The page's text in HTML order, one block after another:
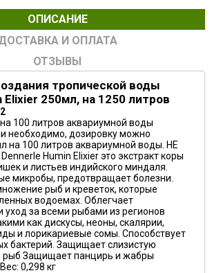
ОПИСАНИЕ
И ОПЛАТА
ОТЗЫВЫ
тропической воды
Elixier 250мл, на 1250 литров
100 литров аквариумной воды
необходимо, дозировку можно
на 100 литров аквариумной воды. НЕ
Humin Elixier это экстракт коры
и листьев индийского миндаля.
микробы, предотвращает болезни.
рыб и креветок, которые
водоемах. Облегчает
уход за всеми рыбами из регионов
как дискусы, неоны, скалярии,
и лорикариевые сомы. Способствует
бактерий. Защищает слизистую
рыб Защищает панцирь и жабры
0,298 кг